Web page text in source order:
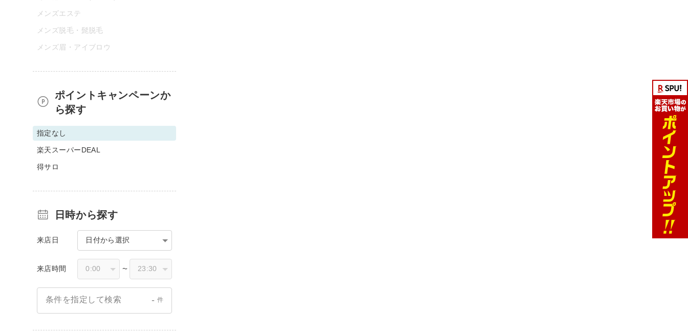
メンズエステ
メンズ脱毛・髭脱毛
メンズ眉・アイブロウ
ポイントキャンペーンか
ら探す
指定なし
楽天スーパーDEAL
得サロ
日時から探す
来店日 日付から選択
来店時間 〜
条件を指定して検索 - 件